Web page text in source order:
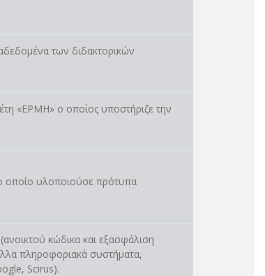
των διδακτορικών
«ΕΡΜΗ» ο οποίος υποστήριζε την
οποίο υλοποιούσε πρότυπα
κώδικα και εξασφάλιση
πληροφοριακά συστήματα,
Scirus).